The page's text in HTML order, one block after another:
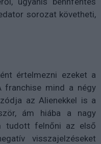
sorozat követheti,
értelmezni ezeket a
franchise mind a négy
az Alienekkel is a
ám hiába a nagy
tudott felnőni az első
visszajelzéseket